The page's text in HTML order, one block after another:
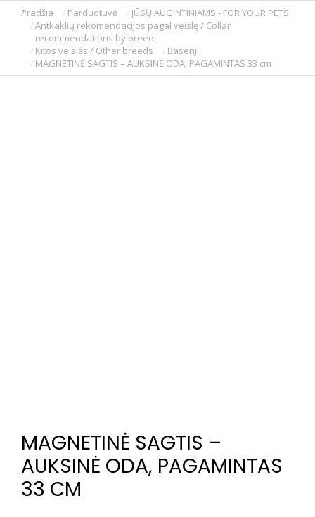
You are here:
Pradžia Parduotuvė
JŪSŲ AUGINTINIAMS - FOR YOUR PETS
Antkaklių rekomendacijos pagal veislę / Collar
recommendations by breed
Kitos veislės / Other breeds
Basenji
MAGNETINĖ SAGTIS – AUKSINĖ ODA, PAGAMINTAS 33 cm
MAGNETINĖ SAGTIS –
AUKSINĖ ODA, PAGAMINTAS
33 CM